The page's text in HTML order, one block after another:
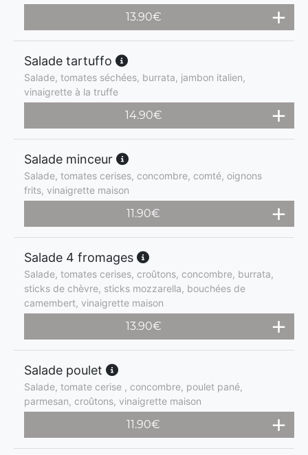
13.90€
Salade tartuffo
Salade, tomates séchées, burrata, jambon italien,
vinaigrette à la truffe
14.90€
Salade minceur
Salade, tomates cerises, concombre, comté, oignons
frits, vinaigrette maison
11.90€
Salade 4 fromages
Salade, tomates cerises, croûtons, concombre, burrata,
sticks de chèvre, sticks mozzarella, bouchées de
camembert, vinaigrette maison
13.90€
Salade poulet
Salade, tomate cerise , concombre, poulet pané,
parmesan, croûtons, vinaigrette maison
11.90€